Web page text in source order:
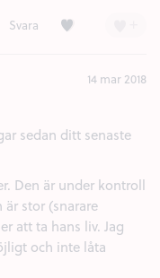
Svara Kärlek (2)
14 mar 2018
sedan ditt senaste
Den är under kontroll
stor (snarare
att ta hans liv. Jag
och inte låta